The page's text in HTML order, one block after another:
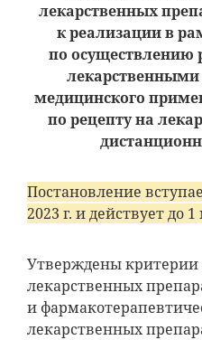
лекарственных
к реализации в
по осуществлению
медицинского
по рецепту на
Постановление
2023 г. и действует до 1
Утверждены
лекарственных
и
лекарственных